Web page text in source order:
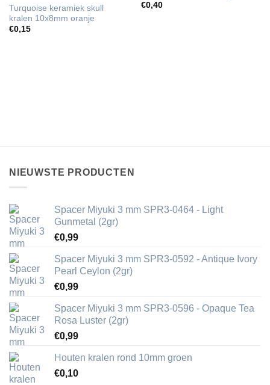
Turquoise keramiek skull
kralen 10x8mm oranje
€0,15
€0,40
NIEUWSTE PRODUCTEN
Spacer Miyuki 3 mm SPR3-0464 - Light
Gunmetal (2gr)
€0,99
Spacer Miyuki 3 mm SPR3-0592 - Antique Ivory
Pearl Ceylon (2gr)
€0,99
Spacer Miyuki 3 mm SPR3-0596 - Opaque Tea
Rosa Luster (2gr)
€0,99
Houten kralen rond 10mm groen
€0,10